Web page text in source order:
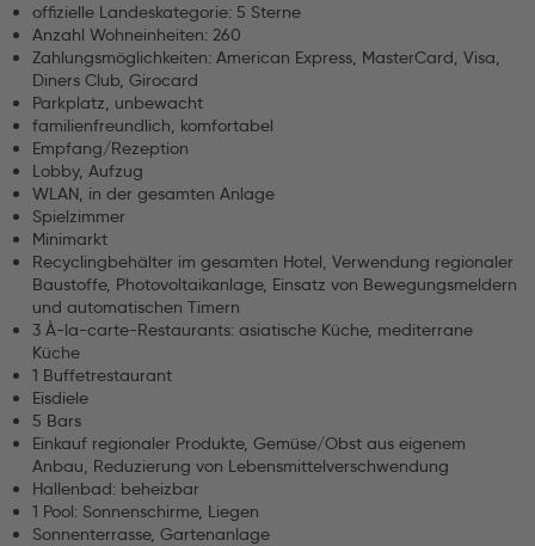
offizielle Landeskategorie: 5 Sterne
Anzahl Wohneinheiten: 260
Zahlungsmöglichkeiten: American Express, MasterCard, Visa,
Diners Club, Girocard
Parkplatz, unbewacht
familienfreundlich, komfortabel
Empfang/Rezeption
Lobby, Aufzug
WLAN, in der gesamten Anlage
Spielzimmer
Minimarkt
Recyclingbehälter im gesamten Hotel, Verwendung regionaler
Baustoffe, Photovoltaikanlage, Einsatz von Bewegungsmeldern
und automatischen Timern
3 À-la-carte-Restaurants: asiatische Küche, mediterrane
Küche
1 Buffetrestaurant
Eisdiele
5 Bars
Einkauf regionaler Produkte, Gemüse/Obst aus eigenem
Anbau, Reduzierung von Lebensmittelverschwendung
Hallenbad: beheizbar
1 Pool: Sonnenschirme, Liegen
Sonnenterrasse, Gartenanlage